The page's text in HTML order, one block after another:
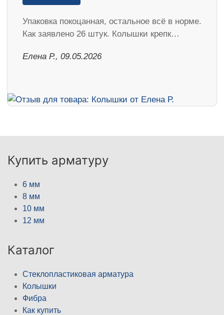
Упаковка покоцанная, остальное всё в норме.
Как заявлено 26 штук. Колышки крепк…
Елена Р., 09.05.2026
Купить арматуру
6 мм
8 мм
10 мм
12 мм
Каталог
Стеклопластиковая арматура
Колышки
Фибра
Как купить